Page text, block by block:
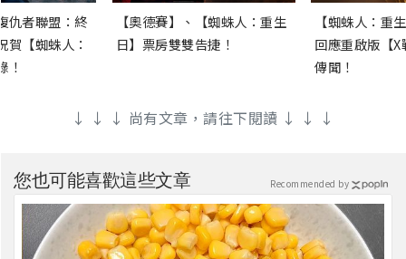
仇者聯盟：終
賀【蜘蛛人：
！
【奧德賽】、【蜘蛛人：重生
日】票房雙雙告捷！
【蜘蛛人：重
回應重啟版【
傳聞！
↓ ↓ ↓ 尚有文章，請往下閱讀 ↓ ↓ ↓
您也可能喜歡這些文章 Recommended by